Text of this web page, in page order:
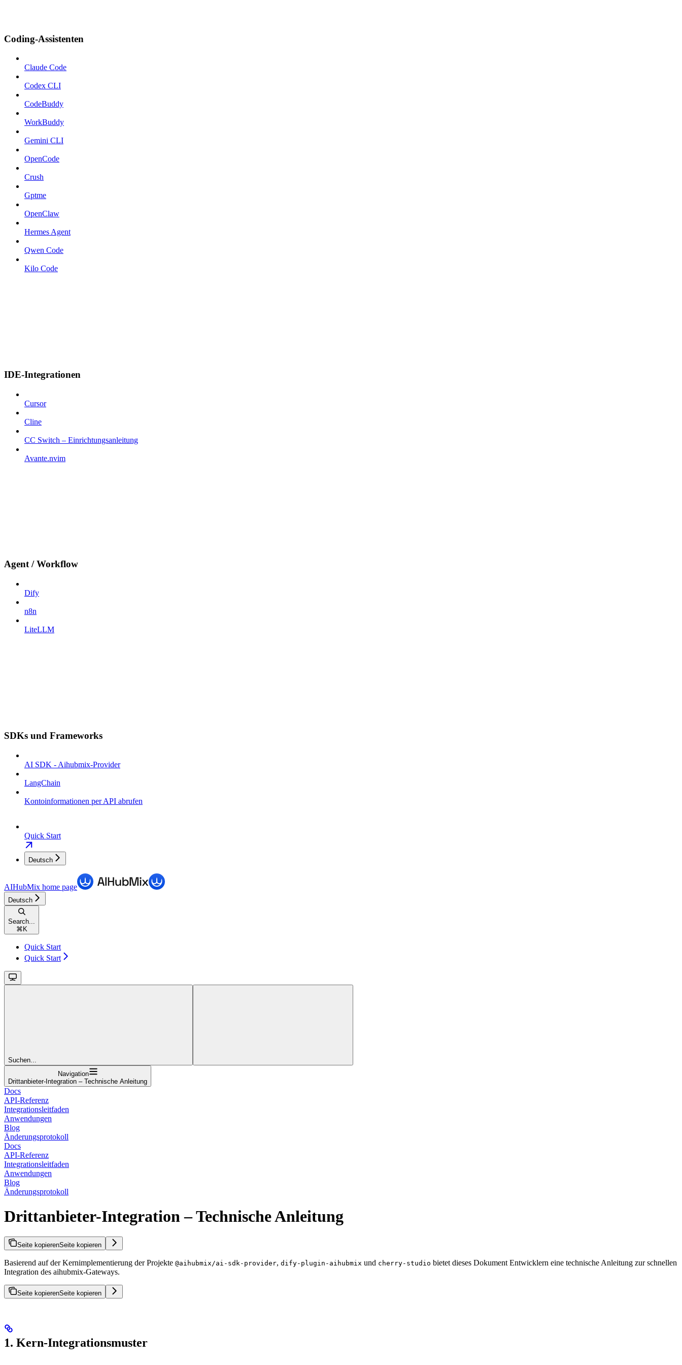
Coding-Assistenten
Claude Code
Codex CLI
CodeBuddy
WorkBuddy
Gemini CLI
OpenCode
Crush
Gptme
OpenClaw
Hermes Agent
Qwen Code
Kilo Code
IDE-Integrationen
Cursor
Cline
CC Switch – Einrichtungsanleitung
Avante.nvim
Agent / Workflow
Dify
n8n
LiteLLM
SDKs und Frameworks
AI SDK - Aihubmix-Provider
LangChain
Kontoinformationen per API abrufen
Quick Start
Deutsch
AIHubMix home page
Deutsch
Search...
⌘K
Quick Start
Quick Start
Suchen...
Navigation
Drittanbieter-Integration – Technische Anleitung
Docs
API-Referenz
Integrationsleitfaden
Anwendungen
Blog
Änderungsprotokoll
Docs
API-Referenz
Integrationsleitfaden
Anwendungen
Blog
Änderungsprotokoll
Drittanbieter-Integration – Technische Anleitung
Seite kopierenSeite kopieren
Basierend auf der Kernimplementierung der Projekte @aihubmix/ai-sdk-provider, dify-plugin-aihubmix und cherry-studio bietet dieses Dokument Entwicklern eine technische Anleitung zur schnellen
Integration des aihubmix-Gateways.
Seite kopierenSeite kopieren
1. Kern-Integrationsmuster